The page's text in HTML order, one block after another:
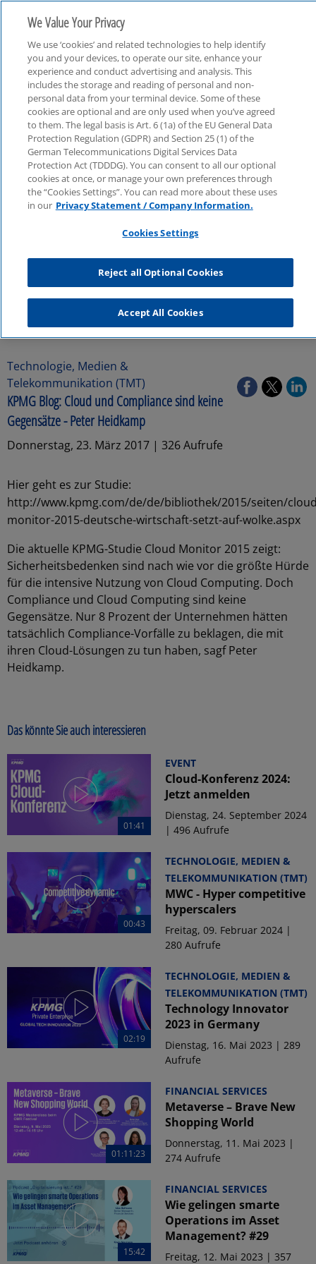
Technologie, Medien & Telekommunikation (TMT)
Technologie, Medien &
Telekommunikation (TMT)
KPMG Blog: Cloud und Compliance sind keine
Gegensätze - Peter Heidkamp
Donnerstag, 23. März 2017 | 326 Aufrufe
Hier geht es zur Studie:
http://www.kpmg.com/de/de/bibliothek/2015/seiten/
monitor-2015-deutsche-wirtschaft-setzt-auf-wolke.aspx
Die aktuelle KPMG-Studie Cloud Monitor 2015 zeigt:
Sicherheitsbedenken sind nach wie vor die größte Hürde
für die intensive Nutzung von Cloud Computing. Doch
Compliance und Cloud Computing sind keine
Gegensätze. Nur 8 Prozent der Unternehmen hätten
tatsächlich Compliance-Vorfälle zu beklagen, die mit
ihren Cloud-Lösungen zu tun haben, sagf Peter
Heidkamp.
Das könnte Sie auch interessieren
01:41
EVENT
Cloud-Konferenz 2024:
Jetzt anmelden
Dienstag, 24. September 2024
| 496 Aufrufe
00:43
TECHNOLOGIE, MEDIEN &
TELEKOMMUNIKATION (TMT)
MWC - Hyper competitive
hyperscalers
Freitag, 09. Februar 2024 |
280 Aufrufe
02:19
TECHNOLOGIE, MEDIEN &
TELEKOMMUNIKATION (TMT)
Technology Innovator
2023 in Germany
Dienstag, 16. Mai 2023 | 289
Aufrufe
01:11:23
FINANCIAL SERVICES
Metaverse – Brave New
Shopping World
Donnerstag, 11. Mai 2023 |
274 Aufrufe
15:42
FINANCIAL SERVICES
Wie gelingen smarte
Operations im Asset
Management? #29
Freitag, 12. Mai 2023 | 357
We Value Your Privacy
We use ‘cookies’ and related technologies to help identify
you and your devices, to operate our site, enhance your
experience and conduct advertising and analysis. This
includes the storage and reading of personal and non-
personal data from your terminal device. Some of these
cookies are optional and are only used when you’ve agreed
to them. The legal basis is Art. 6 (1a) of the EU General Data
Protection Regulation (GDPR) and Section 25 (1) of the
German Telecommunications Digital Services Data
Protection Act (TDDDG). You can consent to all our optional
cookies at once, or manage your own preferences through
the “Cookies Settings”. You can read more about these uses
in our Privacy Statement / Company Information.
Cookies Settings
Reject all Optional Cookies
Accept All Cookies